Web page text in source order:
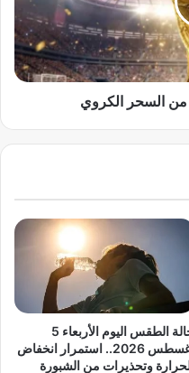
من السحر الكروي
حالة الطقس اليوم الأربعاء 5
أغسطس 2026.. استمرار انخفاض
وتحذيرات من الشبورة